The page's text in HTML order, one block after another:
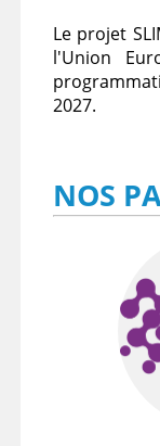
Le projet
l'Union
2027.
NOS